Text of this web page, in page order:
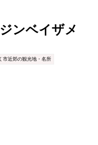
ジンベイザメ
市近郊の観光地・名所